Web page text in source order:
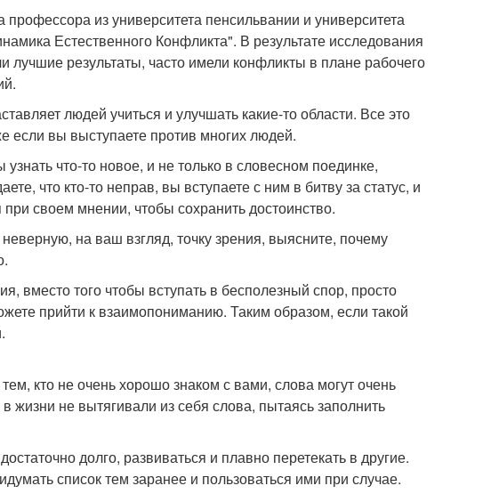
из университета пенсильвании и университета
Естественного Конфликта". В результате исследования
лучшие результаты, часто имели конфликты в плане рабочего
людей учиться и улучшать какие-то области. Все это
если вы выступаете против многих людей.
что-то новое, и не только в словесном поединке,
что кто-то неправ, вы вступаете с ним в битву за статус, и
своем мнении, чтобы сохранить достоинство.
на ваш взгляд, точку зрения, выясните, почему
вместо того чтобы вступать в бесполезный спор, просто
прийти к взаимопониманию. Таким образом, если такой
кто не очень хорошо знаком с вами, слова могут очень
жизни не вытягивали из себя слова, пытаясь заполнить
долго, развиваться и плавно перетекать в другие.
список тем заранее и пользоваться ими при случае.